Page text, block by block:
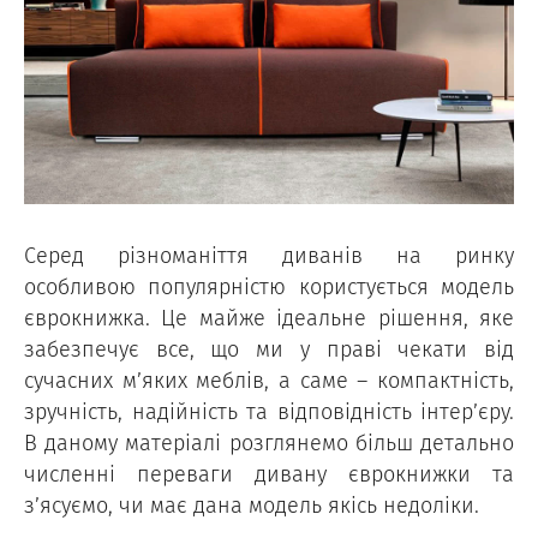
Серед різноманіття диванів на ринку
особливою популярністю користується модель
єврокнижка. Це майже ідеальне рішення, яке
забезпечує все, що ми у праві чекати від
сучасних м’яких меблів, а саме – компактність,
зручність, надійність та відповідність інтер’єру.
В даному матеріалі розглянемо більш детально
численні переваги дивану єврокнижки та
з’ясуємо, чи має дана модель якісь недоліки.